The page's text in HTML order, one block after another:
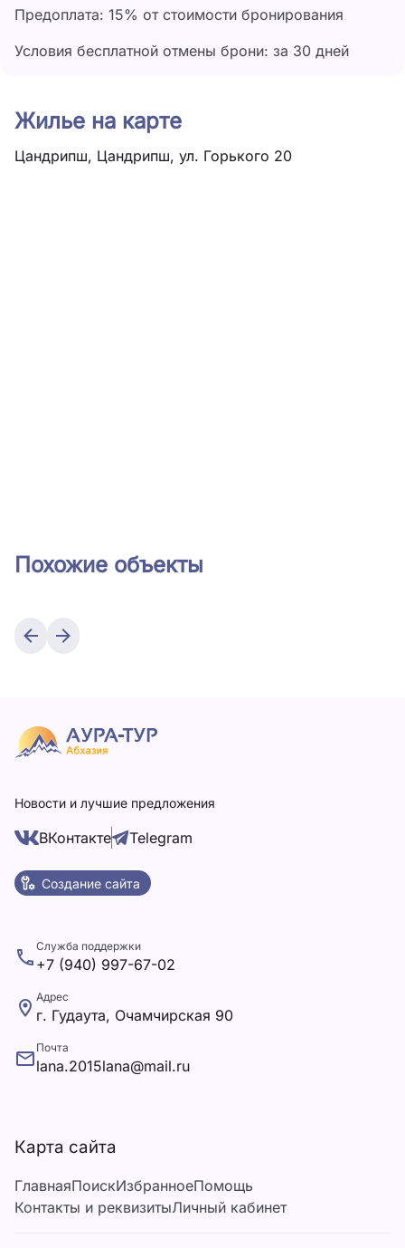
Предоплата: 15% от стоимости бронирования
Условия бесплатной отмены брони: за 30 дней
Жилье на карте
Цандрипш, Цандрипш, ул. Горького 20
Похожие объекты
Новости и лучшие предложения
ВКонтакте Telegram
Создание сайта
Карта сайта
ГлавнаяПоискИзбранноеПомощь
Контакты и реквизитыЛичный кабинет
Служба поддержки
+7 (940) 997-67-02
Адрес
г. Гудаута, Очамчирская 90
Почта
lana.2015lana@mail.ru